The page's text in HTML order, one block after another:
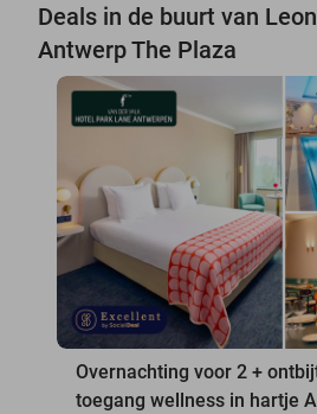
Deals in de buurt van
Antwerp The Plaza
Overnachting voor 2 +
toegang wellness in hartje